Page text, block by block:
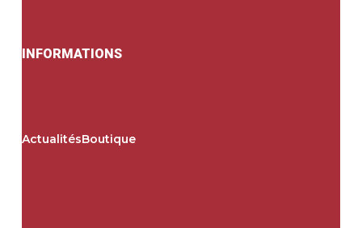
INFORMATIONS
ActualitésBoutique